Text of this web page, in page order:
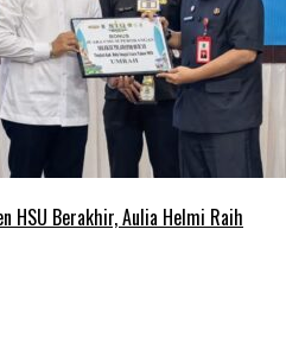
HSU Berakhir, Aulia Helmi Raih